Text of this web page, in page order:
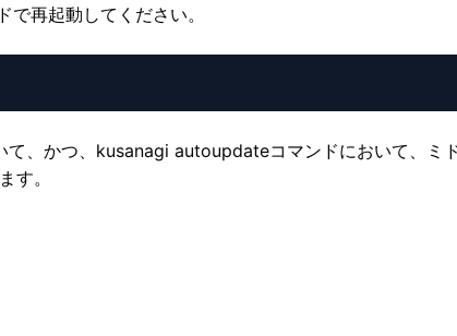
再起動してください。
、かつ、kusanagi autoupdateコマンドにおいて、ミ
す。